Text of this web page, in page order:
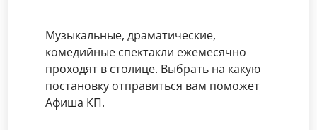
Музыкальные, драматические,
комедийные спектакли ежемесячно
проходят в столице. Выбрать на какую
постановку отправиться вам поможет
Афиша КП.